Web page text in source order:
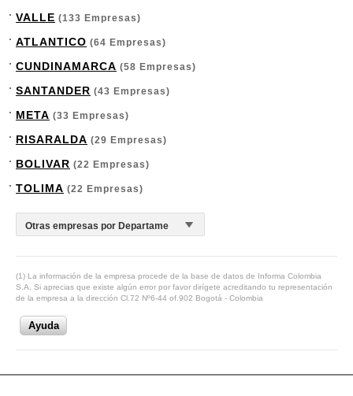
VALLE (133 Empresas)
ATLANTICO (64 Empresas)
CUNDINAMARCA (58 Empresas)
SANTANDER (43 Empresas)
META (33 Empresas)
RISARALDA (29 Empresas)
BOLIVAR (22 Empresas)
TOLIMA (22 Empresas)
(1) La información de la empresa procede de la base de datos de Informa Colombia
S.A. Si aprecias que existe algún error por favor dirígete acreditando tu representación
de la empresa a la dirección Cl.72 Nº6-44 of.902 Bogotá - Colombia
Ayuda